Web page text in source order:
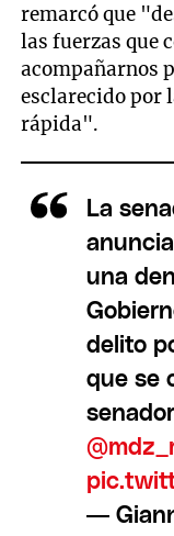
remarcó que
las fuerzas que
acompañarnos
esclarecido por
rápida".
La
una
delito
que se
—